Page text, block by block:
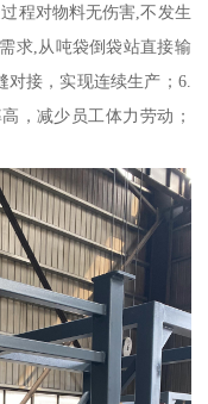
程对物料无伤害,不发生
求,从吨袋倒袋站直接输
对接，实现连续生产；6.
，减少员工体力劳动；